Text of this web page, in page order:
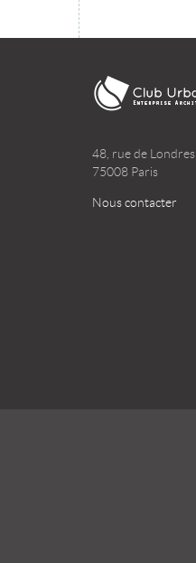
48, rue de Londres
75008 Paris
Nous contacter